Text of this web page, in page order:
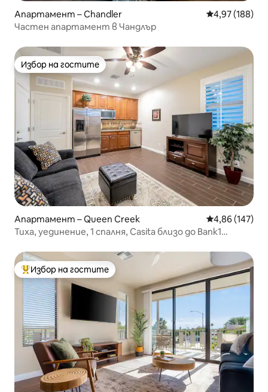
Апартамент – Chandler Средна
4,97 (188)
Частен апартамент в Чандлър
Избор на гостите
Избор на гостите
Апартамент – Queen Creek Средна
4,86 (147)
Тиха, уединение, 1 спалня, Casita близо до Bank1
Най-популярен избор на гостите
Избор на гостите